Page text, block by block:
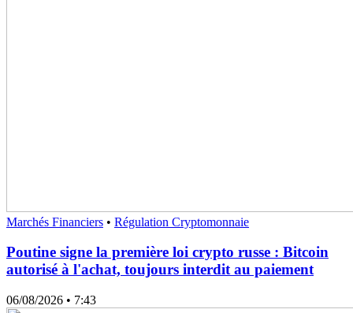
Marchés Financiers • Régulation Cryptomonnaie
Poutine signe la première loi crypto russe : Bitcoin
autorisé à l'achat, toujours interdit au paiement
06/08/2026 • 7:43